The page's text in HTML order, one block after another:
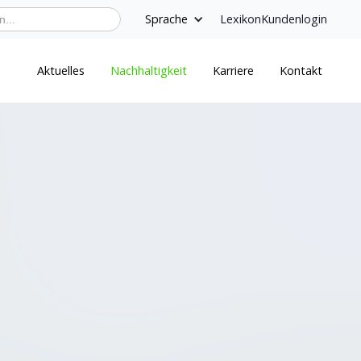
Sprache LexikonKundenlogin
Aktuelles Nachhaltigkeit Karriere Kontakt